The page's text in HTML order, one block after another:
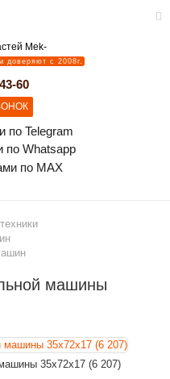
доверяют с 2008г.
60
машины
35х72х17 (6 207)